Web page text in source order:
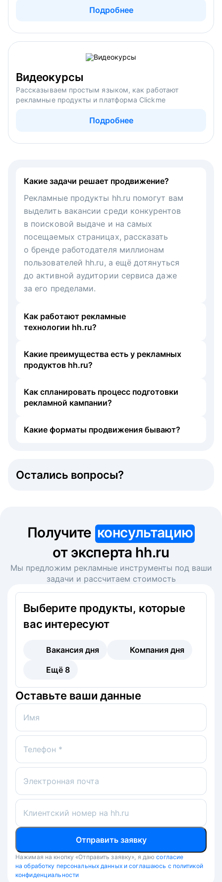
Подробнее
Видеокурсы
Рассказываем простым языком, как работают
рекламные продукты и платформа Clickme
Подробнее
Какие задачи решает продвижение?
Рекламные продукты hh.ru помогут вам
выделить вакансии среди конкурентов
в поисковой выдаче и на самых
посещаемых страницах, рассказать
о бренде работодателя миллионам
пользователей hh.ru, а ещё дотянуться
до активной аудитории сервиса даже
за его пределами.
Как работают рекламные
технологии hh.ru?
Какие преимущества есть у рекламных
продуктов hh.ru?
Как спланировать процесс подготовки
рекламной кампании?
Какие форматы продвижения бывают?
Остались вопросы?
Получите консультацию
от эксперта hh.ru
Мы предложим рекламные инструменты под ваши
задачи и рассчитаем стоимость
Выберите продукты, которые
вас интересуют
Вакансия дня
Компания дня
Ещё 8
Оставьте ваши данные
Имя
Телефон *
Электронная почта
Клиентский номер на hh.ru
Отправить заявку
Нажимая на кнопку «Отправить заявку», я даю согласие
на обработку персональных данных и соглашаюсь с политикой
конфиденциальности